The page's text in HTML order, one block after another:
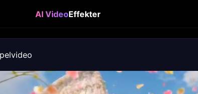
AI VideoEffekter